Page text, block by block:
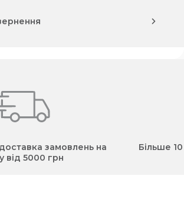
замовлень на
від 5000 грн
Більше